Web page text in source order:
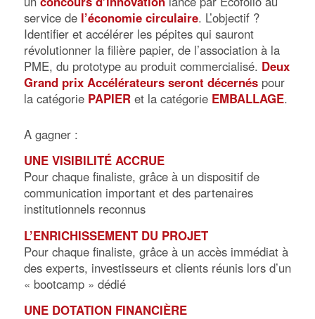
service de l’économie circulaire. L’objectif ?
Identifier et accélérer les pépites qui sauront
révolutionner la filière papier, de l’association à la
PME, du prototype au produit commercialisé. Deux
Grand prix Accélérateurs seront décernéspour
la catégorie PAPIERet la catégorie EMBALLAGE.
A gagner :
UNE VISIBILITÉ ACCRUE
Pour chaque finaliste, grâce à un dispositif de
communication important et des partenaires
institutionnels reconnus
L’ENRICHISSEMENT DU PROJET
Pour chaque finaliste, grâce à un accès immédiat à
des experts, investisseurs et clients réunis lors d’un
« bootcamp » dédié
UNE DOTATION FINANCIÈRE